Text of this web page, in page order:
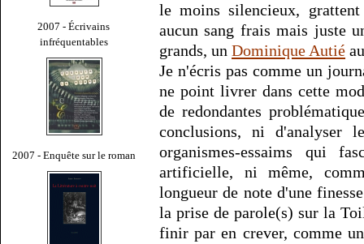
2007 - Écrivains
infréquentables
2007 - Enquête sur le roman
le moins silencieux,
aucun sang frais mais juste
grands, un Dominique Autié
Je n'écris pas comme un
ne point livrer dans cette
de redondantes
conclusions, ni d'analyser
organismes-essaims qui
artificielle, ni même,
longueur de note d'une
la prise de parole(s) sur la
finir par en crever, comme